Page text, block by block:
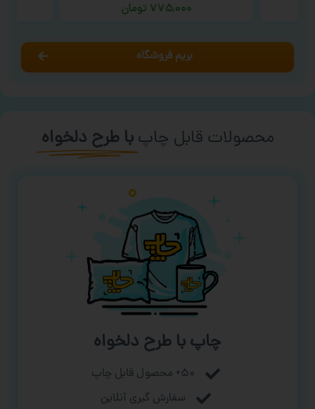
۷۷۵,۰۰۰ تومان
بریم فروشگاه
محصولات قابل چاپ با طرح دلخواه
چاپ با طرح دلخواه
۵۰+ محصول قابل چاپ
سفارش گیری آنلاین